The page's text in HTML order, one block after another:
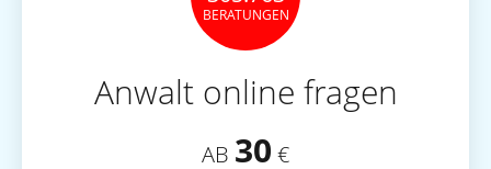
BERATUNGEN
Anwalt online fragen
AB 30 €